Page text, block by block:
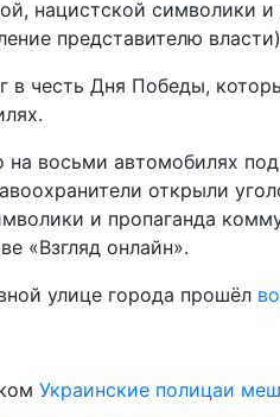
нацистской символики
представителю
в честь Дня Победы,
на восьми автомобилях
открыли
и пропаганда
«Взгляд онлайн».
улице города прошёл
Украинские полицаи